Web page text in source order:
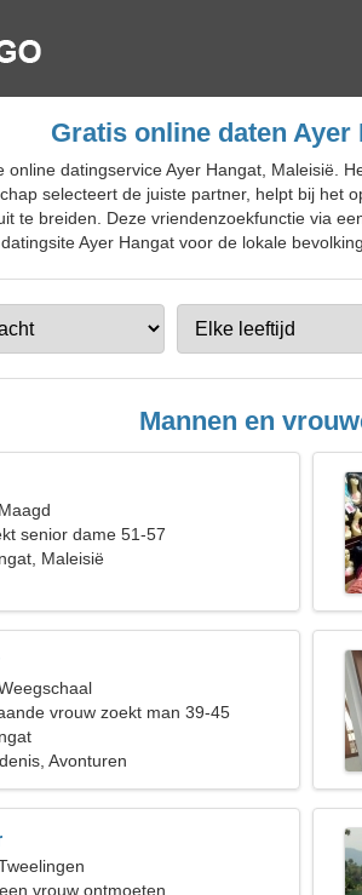
Gratis online daten Ayer
online datingservice Ayer Hangat, Maleisië.
selecteert de juiste partner, helpt bij het
te breiden. Deze vriendenzoekfunctie via
Ayer Hangat voor de lokale
Mannen en
senior dame 51-57
Maleisië
vrouw zoekt man 39-45
Avonturen
vrouw ontmoeten